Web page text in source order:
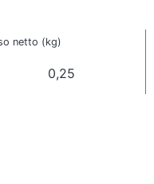
netto (kg)
0,25